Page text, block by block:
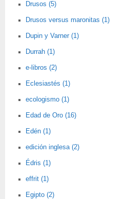
Drusos (5)
Drusos versus maronitas (1)
Dupin y Varner (1)
Durrah (1)
e-libros (2)
Eclesiastés (1)
ecologismo (1)
Edad de Oro (16)
Edén (1)
edición inglesa (2)
Édris (1)
effrit (1)
Egipto (2)